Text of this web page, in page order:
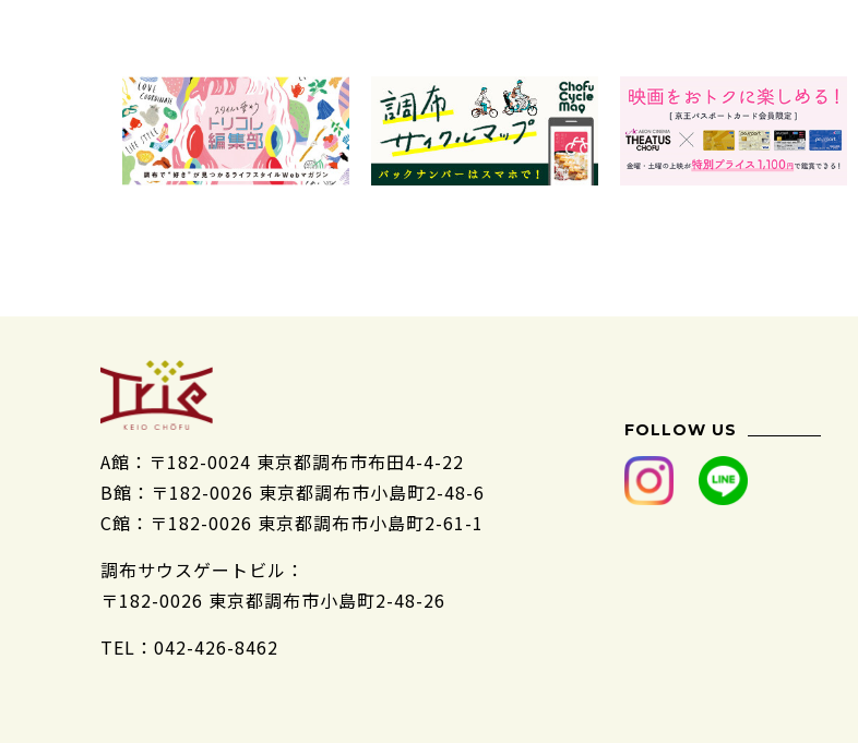
A館： 〒182-0024 東京都調布市布田4-4-22
B館： 〒182-0026 東京都調布市小島町2-48-6
C館： 〒182-0026 東京都調布市小島町2-61-1
調布サウスゲートビル：
〒182-0026 東京都調布市小島町2-48-26
TEL：042-426-8462
FOLLOW US